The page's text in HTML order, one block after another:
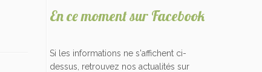
En ce moment sur Facebook
Si les informations ne s'affichent ci-
dessus, retrouvez nos actualités sur